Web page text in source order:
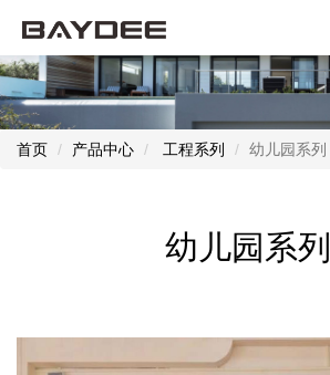
首页 产品中心 工程系列 幼儿园系列
幼儿园系列